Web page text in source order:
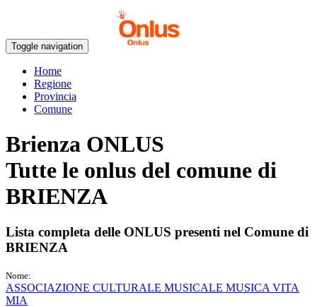
Toggle navigation
Home
Regione
Provincia
Comune
Brienza ONLUS
Tutte le onlus del comune di
BRIENZA
Lista completa delle ONLUS presenti nel Comune di
BRIENZA
Nome:
ASSOCIAZIONE CULTURALE MUSICALE MUSICA VITA
MIA